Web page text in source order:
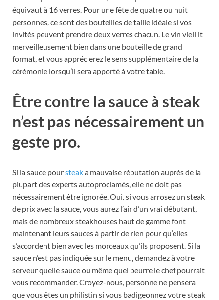
équivaut à 16 verres. Pour une fête de quatre ou huit
personnes, ce sont des bouteilles de taille idéale si vos
invités peuvent prendre deux verres chacun. Le vin vieillit
merveilleusement bien dans une bouteille de grand
format, et vous apprécierez le sens supplémentaire de la
cérémonie lorsqu’il sera apporté à votre table.
Être contre la sauce à steak
n’est pas nécessairement un
geste pro.
Si la sauce poursteaka mauvaise réputation auprès de la
plupart des experts autoproclamés, elle ne doit pas
nécessairement être ignorée. Oui, si vous arrosez un steak
de prix avec la sauce, vous aurez l’air d’un vrai débutant,
mais de nombreux steakhouses haut de gamme font
maintenant leurs sauces à partir de rien pour qu’elles
s’accordent bien avec les morceaux qu’ils proposent. Si la
sauce n’est pas indiquée sur le menu, demandez à votre
serveur quelle sauce ou même quel beurre le chef pourrait
vous recommander. Croyez-nous, personne ne pensera
que vous êtes un philistin si vous badigeonnez votre steak